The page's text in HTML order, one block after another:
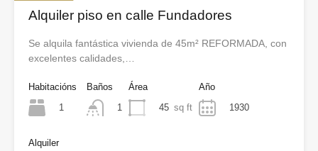
Alquiler piso en calle Fundadores
Se alquila fantástica vivienda de 45m² REFORMADA, con
excelentes calidades,…
Habitacións
1
Baños
1
Área
45 sq ft
Año
1930
Alquiler